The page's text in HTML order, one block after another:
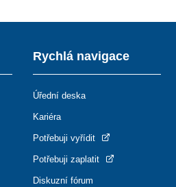
Rychlá navigace
Úřední deska
Kariéra
Potřebuji vyřídit
Potřebuji zaplatit
Diskuzní fórum